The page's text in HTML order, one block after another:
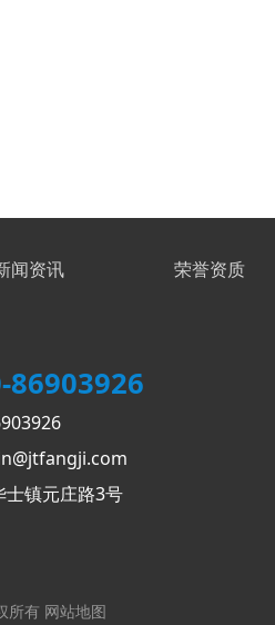
闻资讯 荣誉资质
86903926
镇元庄路3号
所有 网站地图